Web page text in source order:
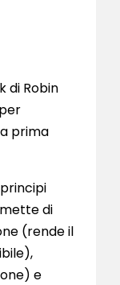
di Robin
prima
di
(rende il
e